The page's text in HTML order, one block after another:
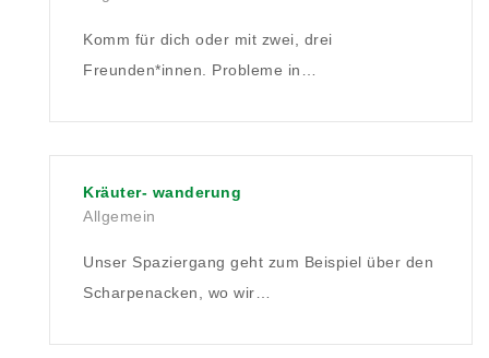
Komm für dich oder mit zwei, drei
Freunden*innen. Probleme in…
Kräuter- wanderung
Allgemein
Unser Spaziergang geht zum Beispiel über den
Scharpenacken, wo wir…